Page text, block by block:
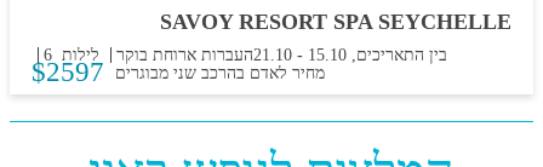
בין התאריכים, -
21.10
SAVOY RESORT SPA SEYCHELLE
6 לילות ארוחת בוקר העברות
$2597 מחיר לאדם בהרכב שני מבוגרים